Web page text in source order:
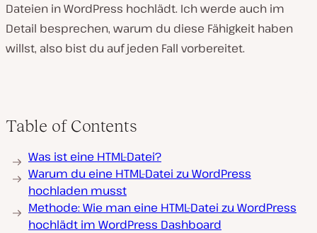
Dateien in WordPress hochlädt. Ich werde auch im
Detail besprechen, warum du diese Fähigkeit haben
willst, also bist du auf jeden Fall vorbereitet.
Table of Contents
Was ist eine HTML-Datei?
Warum du eine HTML-Datei zu WordPress
hochladen musst
Methode: Wie man eine HTML-Datei zu WordPress
hochlädt im WordPress Dashboard